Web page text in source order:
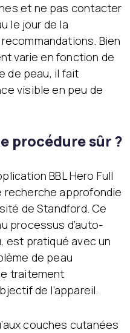
et ne pas contacter
le jour de la
Bien
varie en fonction de
de peau, il fait
visible en peu de
procédure sûr ?
BBL Hero Full
recherche approfondie
de Standford. Ce
processus d’auto-
est pratiqué avec un
de peau
traitement
de l’appareil.
couches cutanées